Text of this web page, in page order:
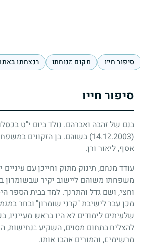
סיפור חייו מקום מנוחתו הנצחתו
סיפור חייו
בנם של זהבה ואברהם. נולד ביום י"ט
(14.12.2003)
בשוהם. בן הזקונים
אסף, ליאור ורן.
עודד מנחם, תינוק מתוק וחייכן עם עיניים
משפחתו משוהם ליישוב יקיר שבשומרון
וחצי, ושם גדל והתחנך. למד בבית הספר
מכן עבר לישיבת "קרני שומרון" ובחר
שלעיתים לימודים לא היו בראש
להצליח בתחום מסוים, השקיע בנחישות,
מרשימים, והמורים אהבו אותו.